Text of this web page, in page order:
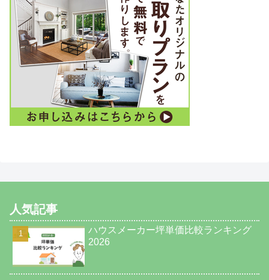
人気記事
ハウスメーカー坪単価比較ランキング
2026